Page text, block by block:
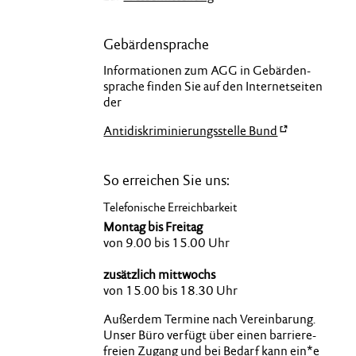
Gebärdensprache
Informationen zum AGG in Gebärden­
sprache finden Sie auf den Internetseiten
der
Antidiskriminierungsstelle Bund
So erreichen Sie uns:
Telefonische Erreichbarkeit
Montag bis Freitag
von 9.00 bis 15.00 Uhr
zusätzlich mittwochs
von 15.00 bis 18.30 Uhr
Außerdem Termine nach Verein­barung.
Unser Büro verfügt über einen barriere­
freien Zugang und bei Bedarf kann ein*e